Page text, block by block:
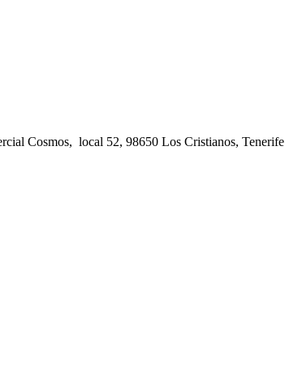
Cosmos, local 52, 98650 Los Cristianos, Tenerife